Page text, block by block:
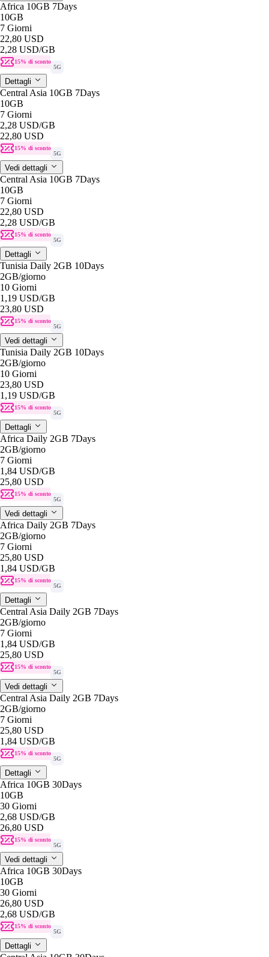
Africa 10GB 7Days
10GB
7 Giorni
22,80 USD
2,28 USD/GB
15% di sconto
5G
Dettagli
Central Asia 10GB 7Days
10GB
7 Giorni
2,28 USD/GB
22,80 USD
15% di sconto
5G
Vedi dettagli
Central Asia 10GB 7Days
10GB
7 Giorni
22,80 USD
2,28 USD/GB
15% di sconto
5G
Dettagli
Tunisia Daily 2GB 10Days
2GB/giorno
10 Giorni
1,19 USD/GB
23,80 USD
15% di sconto
5G
Vedi dettagli
Tunisia Daily 2GB 10Days
2GB/giorno
10 Giorni
23,80 USD
1,19 USD/GB
15% di sconto
5G
Dettagli
Africa Daily 2GB 7Days
2GB/giorno
7 Giorni
1,84 USD/GB
25,80 USD
15% di sconto
5G
Vedi dettagli
Africa Daily 2GB 7Days
2GB/giorno
7 Giorni
25,80 USD
1,84 USD/GB
15% di sconto
5G
Dettagli
Central Asia Daily 2GB 7Days
2GB/giorno
7 Giorni
1,84 USD/GB
25,80 USD
15% di sconto
5G
Vedi dettagli
Central Asia Daily 2GB 7Days
2GB/giorno
7 Giorni
25,80 USD
1,84 USD/GB
15% di sconto
5G
Dettagli
Africa 10GB 30Days
10GB
30 Giorni
2,68 USD/GB
26,80 USD
15% di sconto
5G
Vedi dettagli
Africa 10GB 30Days
10GB
30 Giorni
26,80 USD
2,68 USD/GB
15% di sconto
5G
Dettagli